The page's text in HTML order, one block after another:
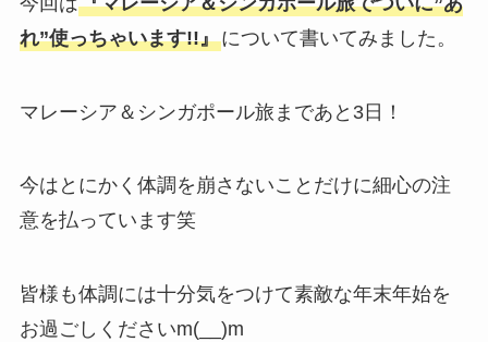
れ”使っちゃいます!!』について書いてみました。
マレーシア＆シンガポール旅まであと3日！
今はとにかく体調を崩さないことだけに細心の注
意を払っています笑
皆様も体調には十分気をつけて素敵な年末年始を
お過ごしくださいm(__)m